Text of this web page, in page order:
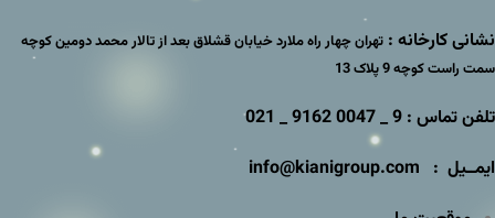
نشانی کارخانه : تهران چهار راه ملارد خیابان قشلاق بعد از تالار محمد دومین کوچه
سمت راست کوچه 9 پلاک 13
تلفن تماس : 9 _ 0047 9162 _ 021
ایمــیل : info@kianigroup.com